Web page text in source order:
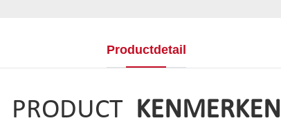
Productdetail
PRODUCT KENMERKEN